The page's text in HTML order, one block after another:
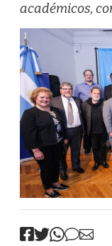
académicos,